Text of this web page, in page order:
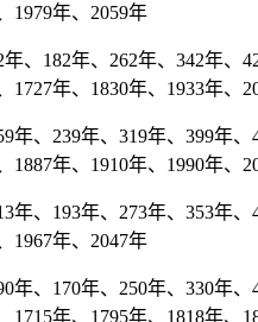
1979年、2059年
、182年、262年、342年、
年、1830年、1933年、
、239年、319年、399年
年、1910年、1990年、
、193年、273年、353年
1967年、2047年
、170年、250年、330年
年、1795年、1818年、